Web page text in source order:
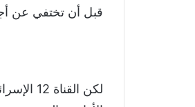
قبل أن تختفي عن
لكن